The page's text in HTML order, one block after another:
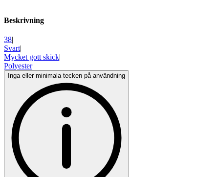
Beskrivning
38|
Svart|
Mycket gott skick|
Polyester
Inga eller minimala tecken på användning